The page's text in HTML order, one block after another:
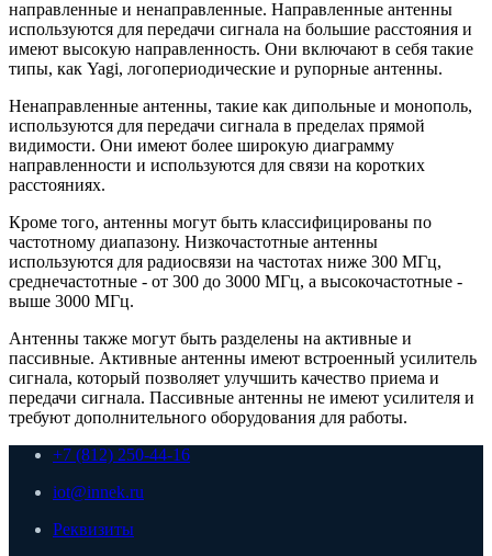
направленные и ненаправленные. Направленные антенны
используются для передачи сигнала на большие расстояния и
имеют высокую направленность. Они включают в себя такие
типы, как Yagi, логопериодические и рупорные антенны.
Ненаправленные антенны, такие как дипольные и монополь,
используются для передачи сигнала в пределах прямой
видимости. Они имеют более широкую диаграмму
направленности и используются для связи на коротких
расстояниях.
Кроме того, антенны могут быть классифицированы по
частотному диапазону. Низкочастотные антенны
используются для радиосвязи на частотах ниже 300 МГц,
среднечастотные - от 300 до 3000 МГц, а высокочастотные -
выше 3000 МГц.
Антенны также могут быть разделены на активные и
пассивные. Активные антенны имеют встроенный усилитель
сигнала, который позволяет улучшить качество приема и
передачи сигнала. Пассивные антенны не имеют усилителя и
требуют дополнительного оборудования для работы.
+7 (812) 250-44-16
iot@innek.ru
Реквизиты